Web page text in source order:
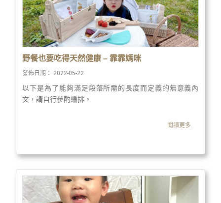
野餐也要吃得天然健康 – 霏霏媽咪
發佈日期： 2022-05-22
以下是為了能夠滿足段落所需的長度而定義的無意義內
文，請自行參酌編排。
閱讀更多..